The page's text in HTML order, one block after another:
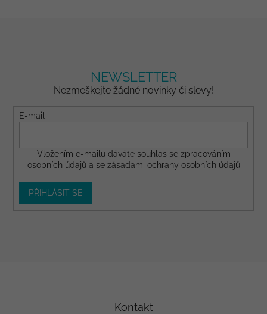
NEWSLETTER
Nezmeškejte žádné novinky či slevy!
E-mail
Vložením e-mailu dáváte souhlas se zpracováním
osobních údajů a se zásadami ochrany osobních údajů
PŘIHLÁSIT SE
Kontakt